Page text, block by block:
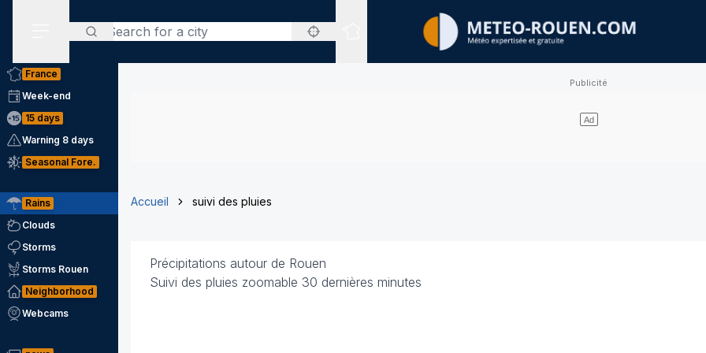
Search
France
Week-end
15 days
Warning 8 days
Seasonal Fore.
Rains
Clouds
Storms
Storms Rouen
Neighborhood
Webcams
Accueil suivi des pluies
Précipitations autour de Rouen
Suivi des pluies zoomable 30 dernières minutes